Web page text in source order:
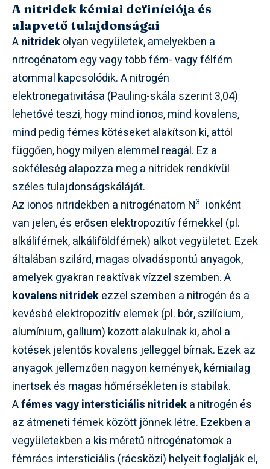
A nitridek kémiai definíciója és
alapvető tulajdonságai
Anitridekolyan vegyületek, amelyekben a
nitrogénatom egy vagy több fém- vagy félfém
atommal kapcsolódik. A nitrogén
elektronegativitása (Pauling-skála szerint 3,04)
lehetővé teszi, hogy mind ionos, mind kovalens,
mind pedig fémes kötéseket alakítson ki, attól
függően, hogy milyen elemmel reagál. Ez a
sokféleség alapozza meg a nitridek rendkívül
széles tulajdonságskáláját.
Az ionos nitridekben a nitrogénatom N3- ionként
van jelen, és erősen elektropozitív fémekkel (pl.
alkálifémek, alkáliföldfémek) alkot vegyületet. Ezek
általában szilárd, magas olvadáspontú anyagok,
amelyek gyakran reaktívak vízzel szemben. A
kovalens nitridekezzel szemben a nitrogén és a
kevésbé elektropozitív elemek (pl. bór, szilícium,
alumínium, gallium) között alakulnak ki, ahol a
kötések jelentős kovalens jelleggel bírnak. Ezek az
anyagok jellemzően nagyon kemények, kémiailag
inertsek és magas hőmérsékleten is stabilak.
Afémes vagy intersticiális nitrideka nitrogén és
az átmeneti fémek között jönnek létre. Ezekben a
vegyületekben a kis méretű nitrogénatomok a
fémrács intersticiális (rácsközi) helyeit foglalják el,